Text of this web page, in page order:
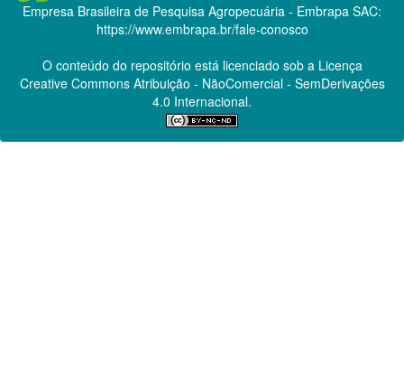
Empresa Brasileira de Pesquisa Agropecuária - Embrapa SAC:
https://www.embrapa.br/fale-conosco
O conteúdo do repositório está licenciado sob a Licença
Creative CommonsAtribuição - NãoComercial - SemDerivações
4.0 Internacional.